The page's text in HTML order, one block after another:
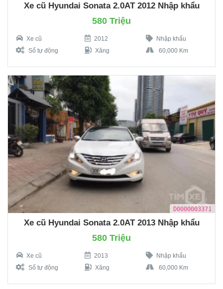
Xe cũ Hyundai Sonata 2.0AT 2012 Nhập khẩu
580 Triệu
Xe cũ 2012
Nhập khẩu
Số tự động
Xăng 60,000 Km
D0000003371
Xe cũ Hyundai Sonata 2.0AT 2013 Nhập khẩu
580 Triệu
Xe cũ 2013
Nhập khẩu
Số tự động
Xăng 60,000 Km